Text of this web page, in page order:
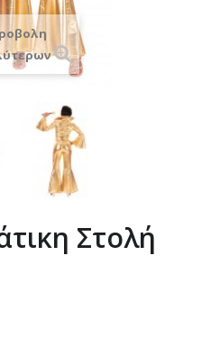
Στολή